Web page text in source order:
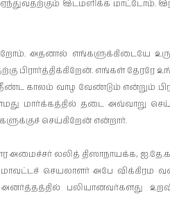
இட­ம­ளிக்க மாட்டோம்.
அதனால் எங்­க­ளுக்­கி­டையே
பிரார்த்­திக்­கிறேன். எங்கள் தேரரே
காலம் வாழ வேண்டும் என்றும்
மார்க்­கத்தில் தடை அவ்­வாறு
செய்கிறேன் என்றார்.
அமைச்சர் லலித் திஸாநாயக்க,
செயலாளர் அபே விக்கிரம
பலியானவர்களது